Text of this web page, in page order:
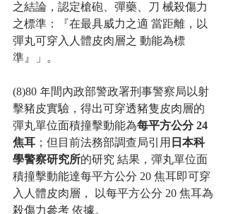
之結論，認定槍砲、彈藥、刀 械殺傷力
之標準：『在最具威力之適 當距離，以
彈丸可穿入人體皮肉層之 動能為標
準』」。
(8)80 年間內政部警政署刑事警察局以射
擊豬皮實驗，得出可穿透豬隻皮肉層的
彈丸單位面積撞擊動能為每平方公分 24
焦耳 ；但目前法務部調查局引用 日本科
學警察研究所的研究 結果，彈丸單位面
積撞擊動能達每平方公分 20 焦耳即可穿
入人體皮肉層， 以每平方公分 20 焦耳為
殺傷力參考 依據。